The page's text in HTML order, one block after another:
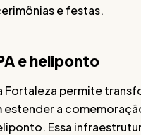
e festas.
e heliponto
Fortaleza permite
estender a
Essa